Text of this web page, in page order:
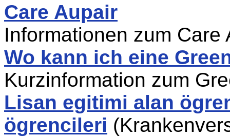
Care Aupair
Informationen zum Care
Wo kann ich eine
Kurzinformation zum
Lisan egitimi alan
ögrencileri